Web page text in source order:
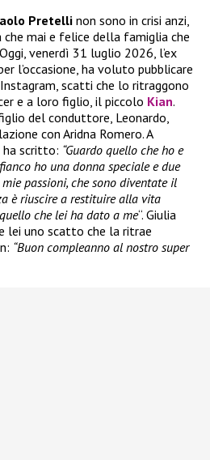
Pretellinon sono in crisi anzi,
che mai e felice della famiglia che
venerdì 31 luglio 2026, l’ex
l’occasione, ha voluto pubblicare
scatti che lo ritraggono
e a loro figlio, il piccolo Kian.
del conduttore, Leonardo,
con Aridna Romero. A
scritto: “Guardo quello che ho e
ho una donna speciale e due
passioni, che sono diventate il
è riuscire a restituire alla vita
che lei ha dato a me“. Giulia
lei uno scatto che la ritrae
“Buon compleanno al nostro super